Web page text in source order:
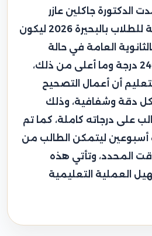
الدكتورة جاكلين عازر
تنسيق الثانوية العامة للطلاب بالبحيرة 2026 ليكون
العامة في حالة
حصول الطالب على 240 درجة وما أعلى من ذلك،
أن أعمال التصحيح
دقة وشفافية، وذلك
على درجاته كاملة، كما تم
أسبوعين ليتمكن الطالب من
المحدد، وتأتي هذه
العملية التعليمية